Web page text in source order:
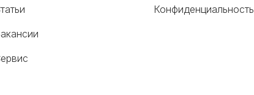
Конфиденциальность